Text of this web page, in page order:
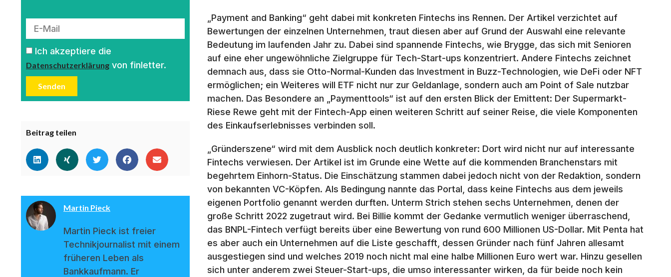
Ich akzeptiere die
Datenschutzerklärung von finletter.
Senden
Beitrag teilen
Martin Pieck
Martin Pieck ist freier
Technikjournalist mit einem
früheren Leben als
Bankkaufmann. Er
„Payment and Banking“ geht dabei mit konkreten Fintechs ins Rennen. Der Artikel verzichtet auf
Bewertungen der einzelnen Unternehmen, traut diesen aber auf Grund der Auswahl eine relevante
Bedeutung im laufenden Jahr zu. Dabei sind spannende Fintechs, wie Brygge, das sich mit Senioren
auf eine eher ungewöhnliche Zielgruppe für Tech-Start-ups konzentriert. Andere Fintechs zeichnet
demnach aus, dass sie Otto-Normal-Kunden das Investment in Buzz-Technologien, wie DeFi oder NFT
ermöglichen; ein Weiteres will ETF nicht nur zur Geldanlage, sondern auch am Point of Sale nutzbar
machen. Das Besondere an „Paymenttools“ ist auf den ersten Blick der Emittent: Der Supermarkt-
Riese Rewe geht mit der Fintech-App einen weiteren Schritt auf seiner Reise, die viele Komponenten
des Einkaufserlebnisses verbinden soll.
„Gründerszene“ wird mit dem Ausblick noch deutlich konkreter: Dort wird nicht nur auf interessante
Fintechs verwiesen. Der Artikel ist im Grunde eine Wette auf die kommenden Branchenstars mit
begehrtem Einhorn-Status. Die Einschätzung stammen dabei jedoch nicht von der Redaktion, sondern
von bekannten VC-Köpfen. Als Bedingung nannte das Portal, dass keine Fintechs aus dem jeweils
eigenen Portfolio genannt werden durften. Unterm Strich stehen sechs Unternehmen, denen der
große Schritt 2022 zugetraut wird. Bei Billie kommt der Gedanke vermutlich weniger überraschend,
das BNPL-Fintech verfügt bereits über eine Bewertung von rund 600 Millionen US-Dollar. Mit Penta hat
es aber auch ein Unternehmen auf die Liste geschafft, dessen Gründer nach fünf Jahren allesamt
ausgestiegen sind und welches 2019 noch nicht mal eine halbe Millionen Euro wert war. Hinzu gesellen
sich unter anderem zwei Steuer-Start-ups, die umso interessanter wirken, da für beide noch kein